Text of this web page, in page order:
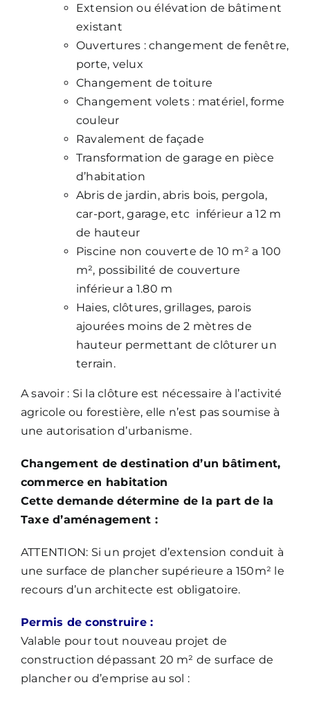
Extension ou élévation de bâtiment
existant
Ouvertures : changement de fenêtre,
porte, velux
Changement de toiture
Changement volets : matériel, forme
couleur
Ravalement de façade
Transformation de garage en pièce
d’habitation
Abris de jardin, abris bois, pergola,
car-port, garage, etc inférieur a 12 m
de hauteur
Piscine non couverte de 10 m² a 100
m², possibilité de couverture
inférieur a 1.80 m
Haies, clôtures, grillages, parois
ajourées moins de 2 mètres de
hauteur permettant de clôturer un
terrain.
A savoir : Si la clôture est nécessaire à l’activité
agricole ou forestière, elle n’est pas soumise à
une autorisation d’urbanisme.
Changement de destination d’un bâtiment,
commerce en habitation
Cette demande détermine de la part de la
Taxe d’aménagement :
ATTENTION: Si un projet d’extension conduit à
une surface de plancher supérieure a 150m² le
recours d’un architecte est obligatoire.
Permis de construire :
Valable pour tout nouveau projet de
construction dépassant 20 m² de surface de
plancher ou d’emprise au sol :